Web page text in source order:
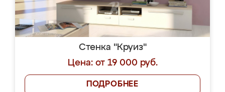
Стенка "Круиз"
Цена: от 19 000 руб.
ПОДРОБНЕЕ